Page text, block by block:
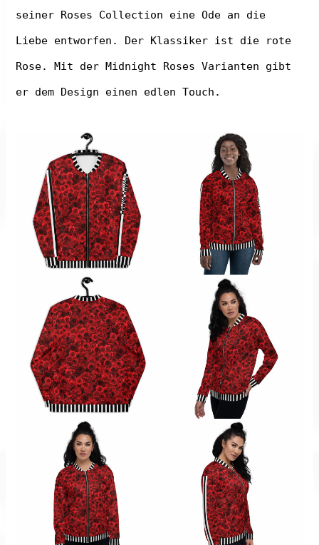
seiner Roses Collection eine Ode an die
Liebe entworfen. Der Klassiker ist die rote
Rose. Mit der Midnight Roses Varianten gibt
er dem Design einen edlen Touch.